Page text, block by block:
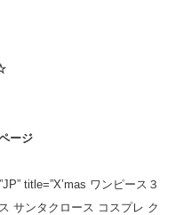
ージ
title=”X’mas ワンピース３
サンタクロース コスプレ ク